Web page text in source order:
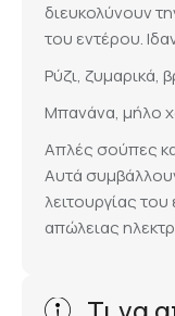
διευκολύνουν
του εντέρου.
Ρύζι, ζυμαρικά,
Μπανάνα, μήλο
Απλές σούπες
Αυτά
λειτουργίας
απώλειας